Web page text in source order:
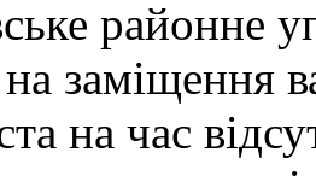
районне
заміщення
на час